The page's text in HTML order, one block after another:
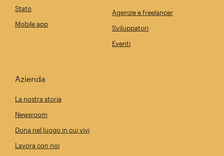
Stato
Mobile app
Agenzie e freelancer
Sviluppatori
Eventi
Azienda
La nostra storia
Newsroom
Dona nel luogo in cui vivi
Lavora con noi